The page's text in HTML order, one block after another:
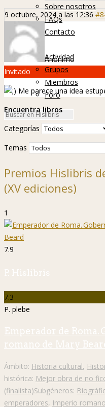
Sobre nosotros
FAQs
Contacto
Hislibreños
Actividad
Grupos
Miembros
Foro
9 octubre, 2024 a las 12:36
Anónimo
Invitado
Me parece una idea
Encuentra libros
Categorías
Temas
Premios Hislibris
(XV ediciones)
1
7.9
P. Hislibris
7.3
P. plebe
Emperador de
romano de Mary
Ámbito: Historia cultural,
histórica: Mejor obra de no
(finalista)Subgéneros:
emperadores, Imperio romano